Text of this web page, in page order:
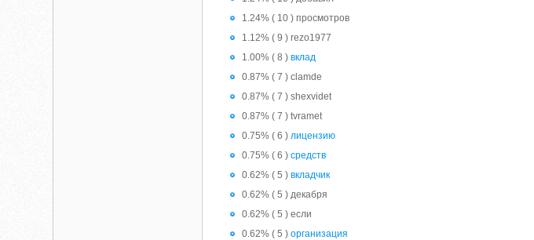
1.24% ( 10 ) просмотров
1.12% ( 9 ) rezo1977
1.00% ( 8 )вклад
0.87% ( 7 ) clamde
0.87% ( 7 ) shexvidet
0.87% ( 7 ) tvramet
0.75% ( 6 )лицензию
0.75% ( 6 )средств
0.62% ( 5 )вкладчик
0.62% ( 5 ) декабря
0.62% ( 5 ) если
0.62% ( 5 )организация